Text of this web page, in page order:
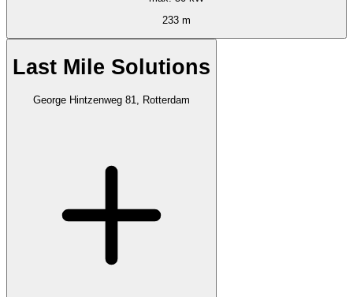
233 m
Last Mile Solutions
George Hintzenweg 81, Rotterdam